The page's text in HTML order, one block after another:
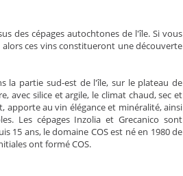
des cépages autochtones de l'île. Si vous
ces vins constitueront une découverte
la partie sud-est de l'île, sur le plateau de
avec silice et argile, le climat chaud, sec et
au vin élégance et minéralité, ainsi
Les cépages Inzolia et Grecanico sont
15 ans, le domaine COS est né en 1980 de
ont formé COS.